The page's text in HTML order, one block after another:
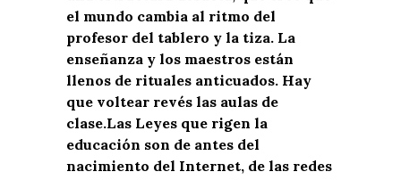
el mundo cambia al ritmo del
profesor del tablero y la tiza. La
enseñanza y los maestros están
llenos de rituales anticuados. Hay
que voltear revés las aulas de
clase.Las Leyes que rigen la
educación son de antes del
nacimiento del Internet, de las redes